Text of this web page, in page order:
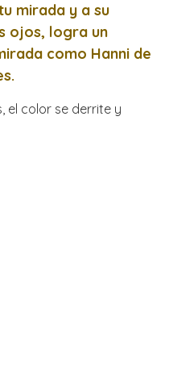
mirada y a su
ojos, logra un
como Hanni de
el color se derrite y